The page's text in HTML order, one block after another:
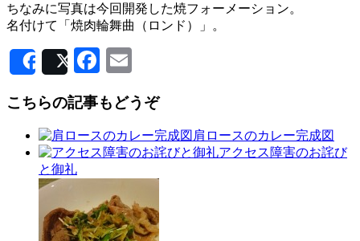
ちなみに写真は今回開発した焼フォーメーション。
名付けて「焼肉輪舞曲（ロンド）」。
SharePostFacebook
こちらの記事もどうぞ
肩ロースのカレー完成図
アクセス障害のお詫び
と御礼